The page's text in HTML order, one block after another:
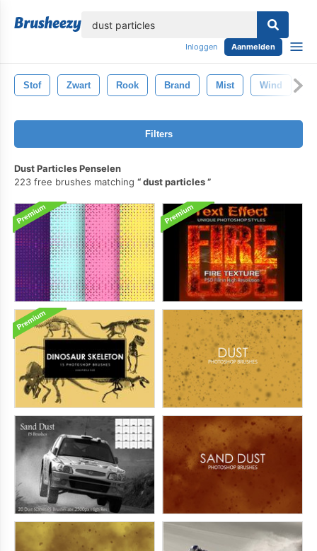
Inloggen Aanmelden
Stof Zwart Rook Brand Mist Wind
Filters
Dust Particles Penselen
223 free brushes matching
dust particles